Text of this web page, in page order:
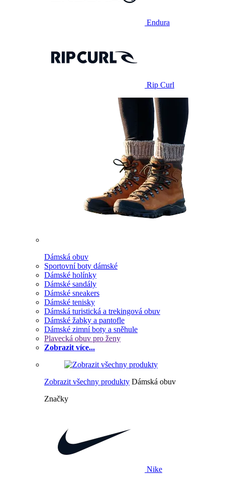
Endura
Rip Curl
Dámská obuv
Sportovní boty dámské
Dámské holínky
Dámské sandály
Dámské sneakers
Dámské tenisky
Dámská turistická a trekingová obuv
Dámské žabky a pantofle
Dámské zimní boty a sněhule
Plavecká obuv pro ženy
Zobrazit více...
Zobrazit všechny produkty Dámská obuv
Značky
Nike